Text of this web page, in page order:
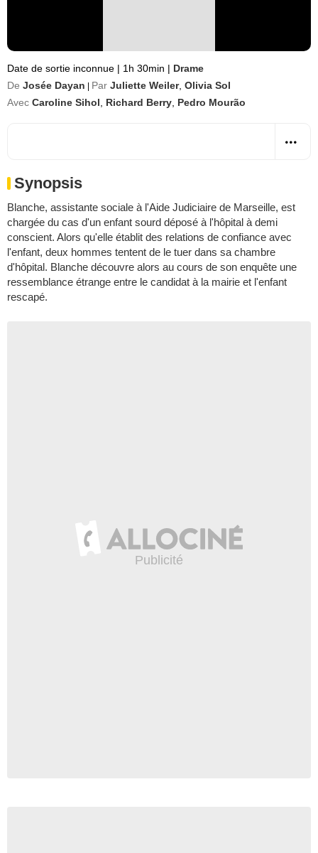
Date de sortie inconnue | 1h 30min | Drame
De Josée Dayan Par Juliette Weiler, Olivia Sol
Avec Caroline Sihol Richard Berry Pedro Mourão
Synopsis
Blanche, assistante sociale à l'Aide Judiciaire de Marseille, est
chargée du cas d'un enfant sourd déposé à l'hôpital à demi
conscient. Alors qu'elle établit des relations de confiance avec
l'enfant, deux hommes tentent de le tuer dans sa chambre
d'hôpital. Blanche découvre alors au cours de son enquête une
ressemblance étrange entre le candidat à la mairie et l'enfant
rescapé.